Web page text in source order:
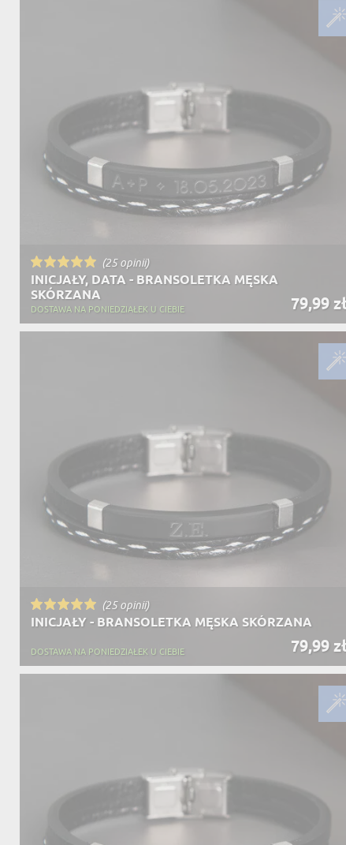
(25 opinii)
INICJAŁY, DATA - BRANSOLETKA MĘSKA
SKÓRZANA
79,99 zł
DOSTAWA NA PONIEDZIAŁEK U CIEBIE
(25 opinii)
INICJAŁY - BRANSOLETKA MĘSKA SKÓRZANA
79,99 zł
DOSTAWA NA PONIEDZIAŁEK U CIEBIE